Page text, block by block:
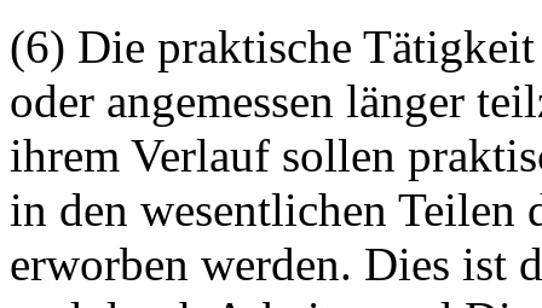
(6) Die praktische
oder angemessen länger
ihrem Verlauf sollen
in den wesentlichen Teilen
erworben werden. Dies ist